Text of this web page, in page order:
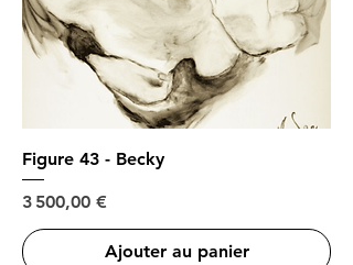
Figure 43 - Becky
Prix
3 500,00 €
Ajouter au panier